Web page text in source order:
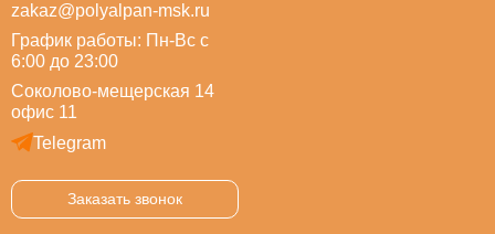
zakaz@polyalpan-msk.ru
График работы: Пн-Вс с
6:00 до 23:00
Соколово-мещерская 14
офис 11
Telegram
Заказать звонок